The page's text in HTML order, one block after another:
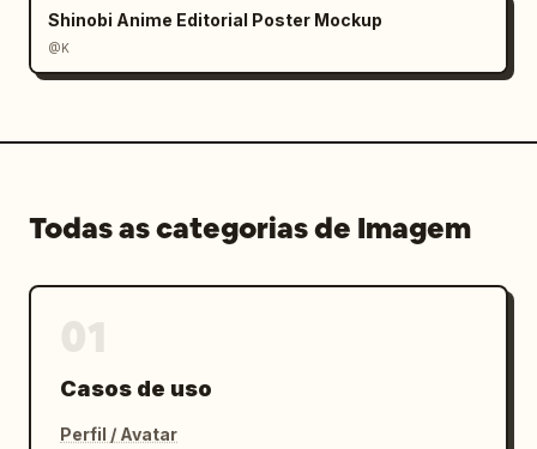
Shinobi Anime Editorial Poster Mockup
@K
Todas as categorias de Imagem
Casos de uso
Perfil / Avatar